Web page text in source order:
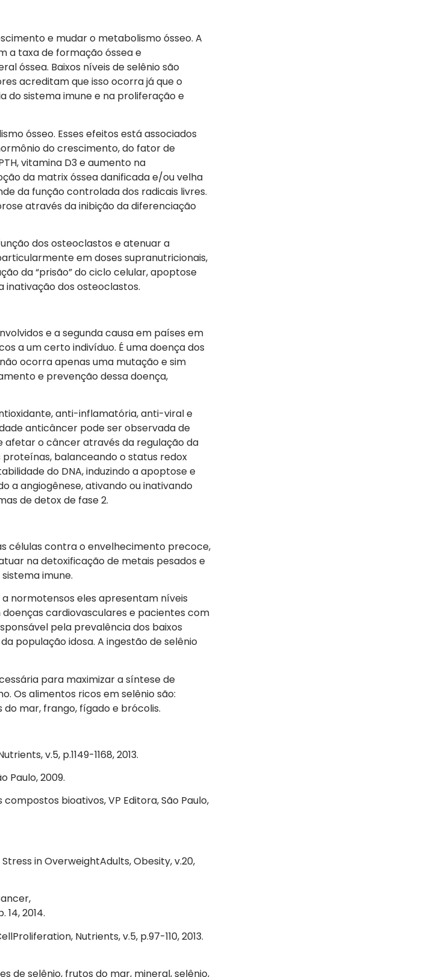
e mudar o metabolismo ósseo. A
a taxa de formação óssea e
óssea. Baixos níveis de selênio são
acreditam que isso ocorra já que o
do sistema imune e na proliferação e
ósseo. Esses efeitos está associados
do crescimento, do fator de
vitamina D3 e aumento na
da matrix óssea danificada e/ou velha
da função controlada dos radicais livres.
através da inibição da diferenciação
dos osteoclastos e atenuar a
em doses supranutricionais,
da “prisão” do ciclo celular, apoptose
inativação dos osteoclastos.
e a segunda causa em países em
a um certo indivíduo. É uma doença dos
ocorra apenas uma mutação e sim
e prevenção dessa doença,
anti-inflamatória, anti-viral e
anticâncer pode ser observada de
afetar o câncer através da regulação da
balanceando o status redox
do DNA, induzindo a apoptose e
a angiogênese, ativando ou inativando
de detox de fase 2.
células contra o envelhecimento precoce,
na detoxificação de metais pesados e
imune.
normotensos eles apresentam níveis
cardiovasculares e pacientes com
pela prevalência dos baixos
população idosa. A ingestão de selênio
para maximizar a síntese de
Os alimentos ricos em selênio são:
mar, frango, fígado e brócolis.
v.5, p.1149-1168, 2013.
Paulo, 2009.
bioativos, VP Editora, São Paulo,
in OverweightAdults, Obesity, v.20,
2014.
Nutrients, v.5, p.97-110, 2013.
de selênio, frutos do mar, mineral, selênio,